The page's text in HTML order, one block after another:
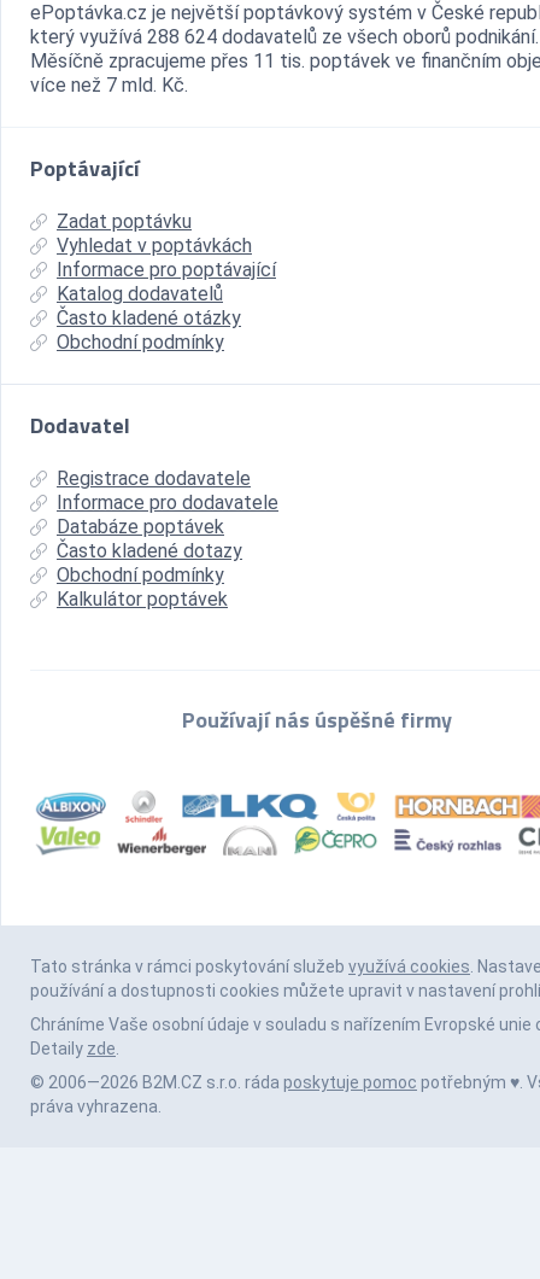
ePoptávka.cz je největší poptávkový systém v České
který využívá 288 624 dodavatelů ze všech oborů podnikání.
Měsíčně zpracujeme přes 11 tis. poptávek ve finančním
více než 7 mld. Kč.
Poptávající
Zadat poptávku
Vyhledat v poptávkách
Informace pro poptávající
Katalog dodavatelů
Často kladené otázky
Obchodní podmínky
Dodavatel
Registrace dodavatele
Informace pro dodavatele
Databáze poptávek
Často kladené dotazy
Obchodní podmínky
Kalkulátor poptávek
Používají nás úspěšné firmy
Tato stránka v rámci poskytování služeb využívá cookies.
používání a dostupnosti cookies můžete upravit v nastavení
Chráníme Vaše osobní údaje v souladu s nařízením Evropské unie
Detaily zde.
© 2006—2026 B2M.CZ s.r.o. ráda poskytuje pomoc potřebným ♥️.
práva vyhrazena.